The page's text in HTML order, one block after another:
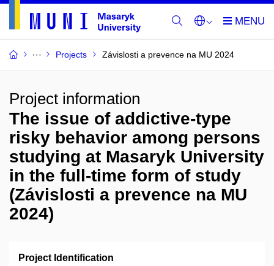
Projects Závislosti a prevence na MU 2024
Project information
The issue of addictive-type
risky behavior among persons
studying at Masaryk University
in the full-time form of study
(Závislosti a prevence na MU
2024)
Project Identification